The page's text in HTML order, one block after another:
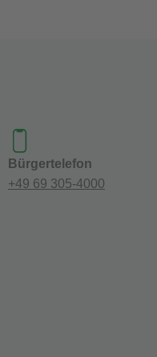
Bürgertelefon
+49 69 305-4000